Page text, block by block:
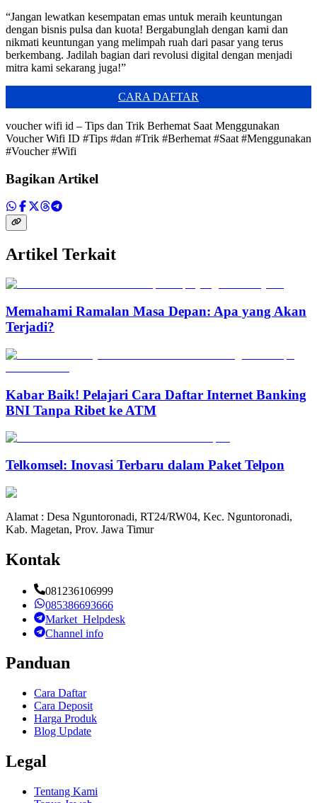
“Jangan lewatkan kesempatan emas untuk meraih keuntungan
dengan bisnis pulsa dan kuota! Bergabunglah dengan kami dan
nikmati keuntungan yang melimpah ruah dari pasar yang terus
berkembang. Jadilah bagian dari revolusi digital dengan menjadi
mitra kami sekarang juga!”
CARA DAFTAR
voucher wifi id – Tips dan Trik Berhemat Saat Menggunakan
Voucher Wifi ID #Tips #dan #Trik #Berhemat #Saat #Menggunakan
#Voucher #Wifi
Bagikan Artikel
Artikel Terkait
Memahami Ramalan Masa Depan: Apa yang Akan
Terjadi?
Kabar Baik! Pelajari Cara Daftar Internet Banking
BNI Tanpa Ribet ke ATM
Telkomsel: Inovasi Terbaru dalam Paket Telpon
Alamat : Desa Nguntoronadi, RT24/RW04, Kec. Nguntoronadi,
Kab. Magetan, Prov. Jawa Timur
Kontak
081236106999
085386693666
Market_Helpdesk
Channel info
Panduan
Cara Daftar
Cara Deposit
Harga Produk
Blog Update
Legal
Tentang Kami